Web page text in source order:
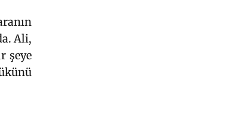
Ali,
şeye